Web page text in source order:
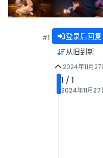
#1 登录后回复
从旧到新
2024年11月
1 / 1
2024年11月